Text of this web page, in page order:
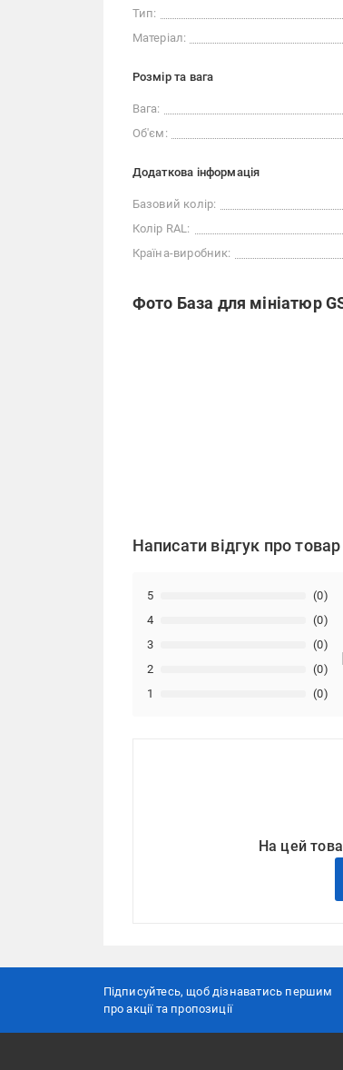
Тип:
Матеріал:
Розмір та вага
Вага:
Об'єм:
Додаткова інформація
Базовий колір:
Колір RAL:
Країна-виробник:
Фото База для мініатюр
Написати відгук про товар
1 (0)
2 (0)
3 (0)
4 (0)
5 (0)
На цей
Підписуйтесь, щоб дізнаватись першим
про акції та пропозиції